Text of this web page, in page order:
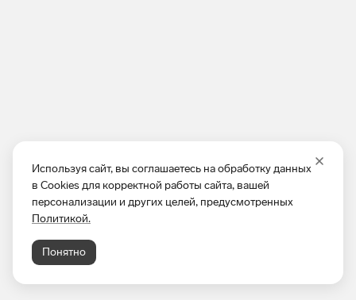
Используя сайт, вы соглашаетесь на обработку данных
в Cookies для корректной работы сайта, вашей
персонализации и других целей, предусмотренных
Политикой.
Понятно